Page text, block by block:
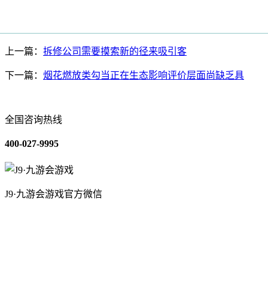
上一篇： 拆修公司需要摸索新的径来吸引客
下一篇： 烟花燃放类勾当正在生态影响评价层面尚缺乏具
全国咨询热线
400-027-9995
J9·九游会游戏官方微信